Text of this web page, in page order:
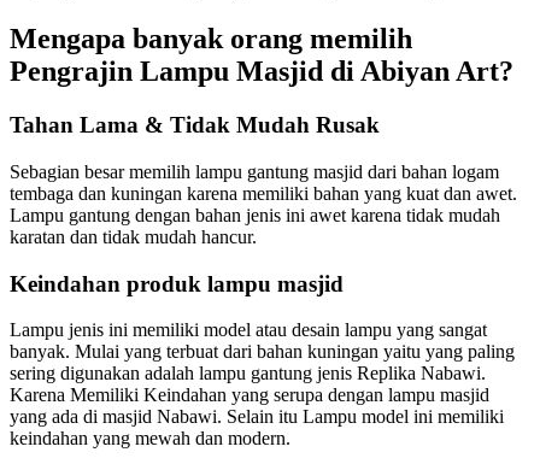
Mengapa banyak orang memilih
Pengrajin Lampu Masjid di Abiyan Art?
Tahan Lama & Tidak Mudah Rusak
Sebagian besar memilih lampu gantung masjid dari bahan logam
tembaga dan kuningan karena memiliki bahan yang kuat dan awet.
Lampu gantung dengan bahan jenis ini awet karena tidak mudah
karatan dan tidak mudah hancur.
Keindahan produk lampu masjid
Lampu jenis ini memiliki model atau desain lampu yang sangat
banyak. Mulai yang terbuat dari bahan kuningan yaitu yang paling
sering digunakan adalah lampu gantung jenis Replika Nabawi.
Karena Memiliki Keindahan yang serupa dengan lampu masjid
yang ada di masjid Nabawi. Selain itu Lampu model ini memiliki
keindahan yang mewah dan modern.